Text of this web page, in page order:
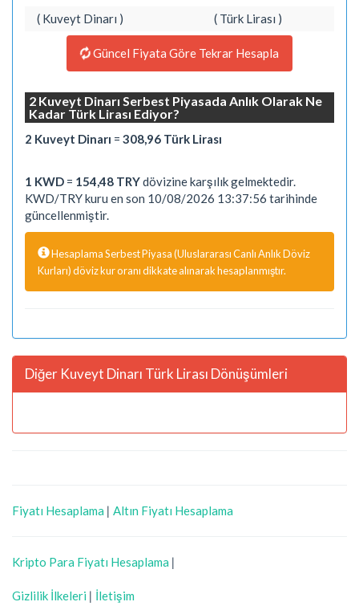
( Kuveyt Dinarı ) ( Türk Lirası )
Güncel Fiyata Göre Tekrar Hesapla
2 Kuveyt Dinarı Serbest Piyasada Anlık Olarak Ne
Kadar Türk Lirası Ediyor?
2 Kuveyt Dinarı = 308,96 Türk Lirası
1 KWD = 154,48 TRYdövizine karşılık gelmektedir.
KWD/TRY kuru en son 10/08/2026 13:37:56 tarihinde
güncellenmiştir.
Hesaplama Serbest Piyasa (Uluslararası Canlı Anlık Döviz
Kurları) döviz kur oranı dikkate alınarak hesaplanmıştır.
Diğer Kuveyt Dinarı Türk Lirası Dönüşümleri
Fiyatı Hesaplama | Altın Fiyatı Hesaplama
Kripto Para Fiyatı Hesaplama |
Gizlilik İlkeleri | İletişim